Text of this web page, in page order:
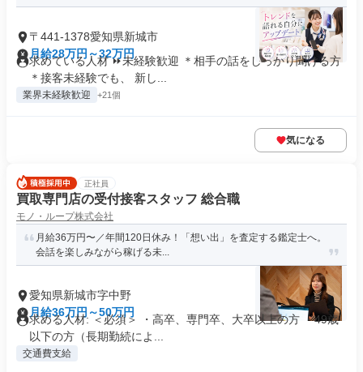
〒441-1378愛知県新城市
月給28万円～32万円
求めている人材 ⏩未経験歓迎 ＊相手の話をしっかり聞ける方
＊接客未経験でも、 新し...
業界未経験歓迎 +21個
気になる
正社員
買取専門店の受付接客スタッフ 総合職
モノ・ループ株式会社
月給36万円〜／年間120日休み！「想い出」を査定する鑑定士へ。
会話を楽しみながら稼げる未...
愛知県新城市字中野
月給36万円～50万円
求める人材: ＜必須＞ ・高卒、専門卒、大卒以上の方 ・49歳
以下の方（長期勤続によ...
交通費支給